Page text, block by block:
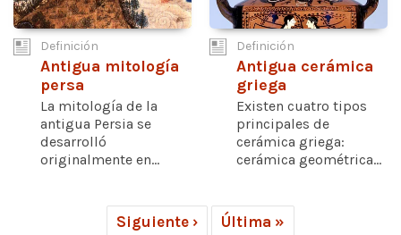
Definición
Antigua mitología
persa
La mitología de la
antigua Persia se
desarrolló
originalmente en...
Definición
Antigua cerámica
griega
Existen cuatro tipos
principales de
cerámica griega:
cerámica geométrica...
Siguiente › Última »